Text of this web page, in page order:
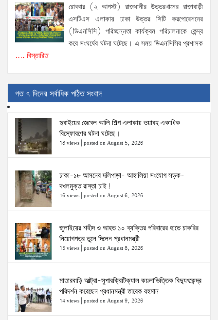
রোববার (২ আগস্ট) রাজধানীর উত্তরখানের রাজাবাড়ী
এসটিএস এলাকায় ঢাকা উত্তর সিটি করপোরেশনের
(ডিএনসিসি) পরিচ্ছন্নতা কার্যক্রম পরিচালনাকে কেন্দ্র
করে সংঘর্ষের ঘটনা ঘটেছে। এ সময় ডিএনসিসির প্রশাসক
.... বিস্তারিত
গত ৭ দিনের সর্বাধিক পঠিত সংবাদ
দুবাইয়ের জেবেল আলি শিল্প এলাকায় ভয়াবহ একাধিক
বিস্ফোরণের ঘটনা ঘটেছে।
18 views posted on August 5, 2026
ঢাকা-১৮ আসনের দলিপাড়া- আহালিয়া সংযোগ সড়ক-
দখলমুক্ত রাস্তা চাই!
16 views posted on August 6, 2026
জুলাইয়ের শহীদ ও আহত ১০ ব্যক্তির পরিবারের হাতে চাকরির
নিয়োগপত্র তুলে দিলেন প্রধানমন্ত্রী
15 views posted on August 8, 2026
মাতারবাড়ি আল্ট্রা-সুপারক্রিটিক্যাল কয়লাভিত্তিক বিদ্যুৎকেন্দ্র
পরিদর্শন করেছেন প্রধানমন্ত্রী তারেক রহমান
14 views posted on August 9, 2026